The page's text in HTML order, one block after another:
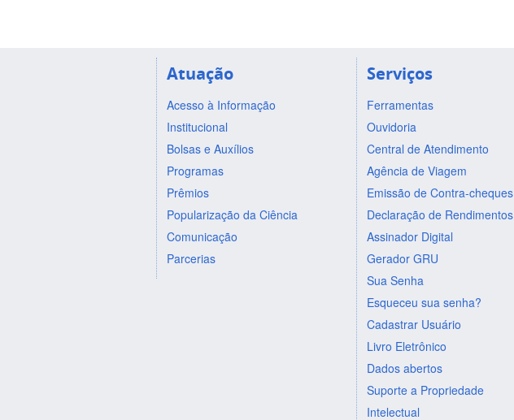
Atuação
Acesso à Informação
Institucional
Bolsas e Auxílios
Programas
Prêmios
Popularização da Ciência
Comunicação
Parcerias
Serviços
Ferramentas
Ouvidoria
Central de Atendimento
Agência de Viagem
Emissão de Contra-cheques
Declaração de Rendimentos
Assinador Digital
Gerador GRU
Sua Senha
Esqueceu sua senha?
Cadastrar Usuário
Livro Eletrônico
Dados abertos
Suporte a Propriedade
Intelectual